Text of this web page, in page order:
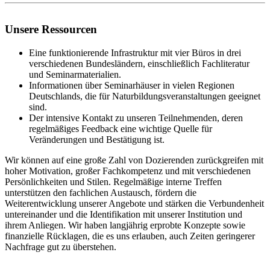
Unsere Ressourcen
Eine funktionierende Infrastruktur mit vier Büros in drei
verschiedenen Bundesländern, einschließlich Fachliteratur
und Seminarmaterialien.
Informationen über Seminarhäuser in vielen Regionen
Deutschlands, die für Naturbildungsveranstaltungen geeignet
sind.
Der intensive Kontakt zu unseren Teilnehmenden, deren
regelmäßiges Feedback eine wichtige Quelle für
Veränderungen und Bestätigung ist.
Wir können auf eine große Zahl von Dozierenden zurückgreifen mit
hoher Motivation, großer Fachkompetenz und mit verschiedenen
Persönlichkeiten und Stilen. Regelmäßige interne Treffen
unterstützen den fachlichen Austausch, fördern die
Weiterentwicklung unserer Angebote und stärken die Verbundenheit
untereinander und die Identifikation mit unserer Institution und
ihrem Anliegen. Wir haben langjährig erprobte Konzepte sowie
finanzielle Rücklagen, die es uns erlauben, auch Zeiten geringerer
Nachfrage gut zu überstehen.